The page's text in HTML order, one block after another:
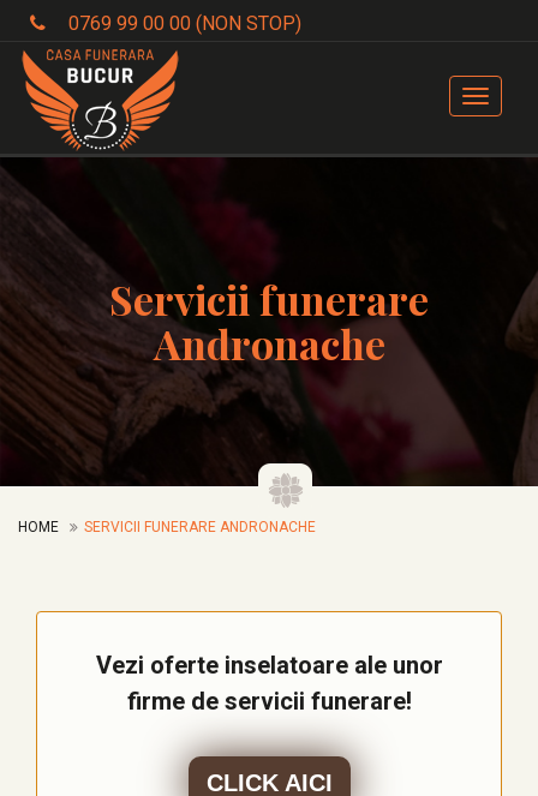
0769 99 00 00 (NON STOP)
Toggle
Servicii funerare
Andronache
HOME SERVICII FUNERARE ANDRONACHE
Vezi oferte inselatoare ale unor
firme de servicii funerare!
CLICK AICI